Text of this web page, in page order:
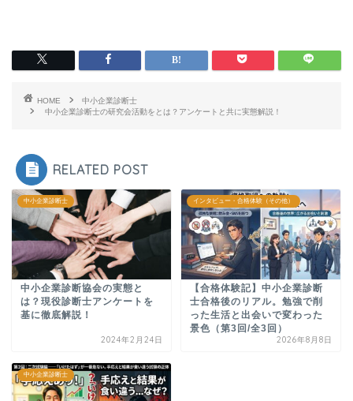
HOME
中小企業診断士
中小企業診断士の研究会活動をとは？アンケートと共に実態解説！
RELATED POST
中小企業診断士
中小企業診断協会の実態と
は？現役診断士アンケートを
基に徹底解説！
2024年2月24日
インタビュー・合格体験（その他）
【合格体験記】中小企業診断
士合格後のリアル。勉強で削
った生活と出会いで変わった
景色（第3回/全3回）
2026年8月8日
中小企業診断士